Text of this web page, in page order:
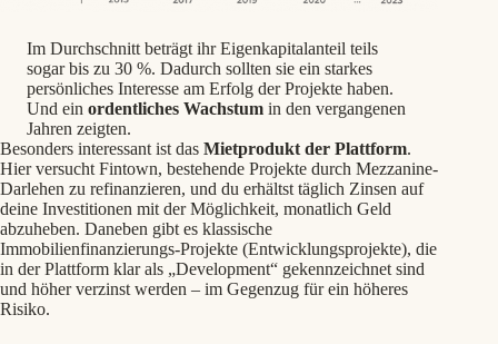
Im Durchschnitt beträgt ihr Eigenkapitalanteil teils
sogar bis zu 30 %. Dadurch sollten sie ein starkes
persönliches Interesse am Erfolg der Projekte haben.
Und ein ordentliches Wachstum in den vergangenen
Jahren zeigten.
Besonders interessant ist das Mietprodukt der Plattform.
Hier versucht Fintown, bestehende Projekte durch Mezzanine-
Darlehen zu refinanzieren, und du erhältst täglich Zinsen auf
deine Investitionen mit der Möglichkeit, monatlich Geld
abzuheben. Daneben gibt es klassische
Immobilienfinanzierungs-Projekte (Entwicklungsprojekte), die
in der Plattform klar als „Development“ gekennzeichnet sind
und höher verzinst werden – im Gegenzug für ein höheres
Risiko.